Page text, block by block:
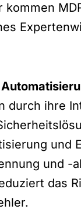
kommen
durch ihre
und
und -
das